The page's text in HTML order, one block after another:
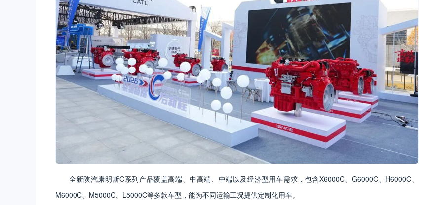
全新陕汽康明斯C系列产品覆盖高端、中高端、中端以及经济型用车需求，包含X6000C、G6000C、H6000C、
M6000C、M5000C、L5000C等多款车型，能为不同运输工况提供定制化用车。